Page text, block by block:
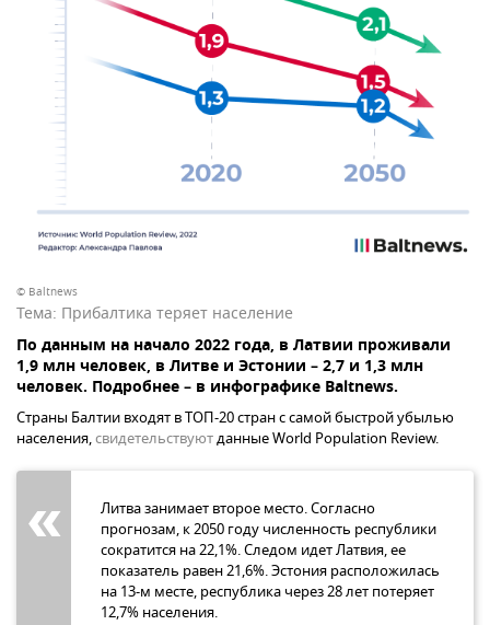
© Baltnews
Тема: Прибалтика теряет население
По данным на начало 2022 года, в Латвии проживали
1,9 млн человек, в Литве и Эстонии – 2,7 и 1,3 млн
человек. Подробнее – в инфографике Baltnews.
Страны Балтии входят в ТОП-20 стран с самой быстрой убылью
населения,свидетельствуютданные World Population Review.
Литва занимает второе место. Согласно
прогнозам, к 2050 году численность республики
сократится на 22,1%. Следом идет Латвия, ее
показатель равен 21,6%. Эстония расположилась
на 13-м месте, республика через 28 лет потеряет
12,7% населения.